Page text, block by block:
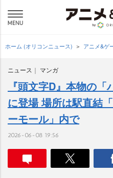
ホーム (オリコンニュース) アニメ&ゲ
ニュース マンガ
『頭文字D』本物の
に登場 場所は駅直結
ーモール」内で
2026-06-08 19:56